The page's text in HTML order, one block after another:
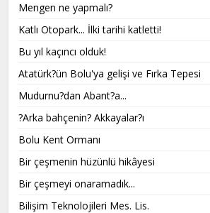
Mengen ne yapmalı?
Katlı Otopark... İlki tarihi katletti!
Bu yıl kaçıncı olduk!
Atatürk?ün Bolu'ya gelişi ve Fırka Tepesi
Mudurnu?dan Abant?a...
?Arka bahçenin? Akkayalar?ı
Bolu Kent Ormanı
Bir çeşmenin hüzünlü hikâyesi
Bir çeşmeyi onaramadık...
Bilişim Teknolojileri Mes. Lis.